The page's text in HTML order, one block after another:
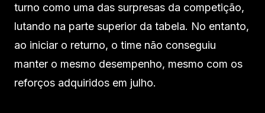
turno como uma das surpresas da competição,
lutando na parte superior da tabela. No entanto,
ao iniciar o returno, o time não conseguiu
manter o mesmo desempenho, mesmo com os
reforços adquiridos em julho.